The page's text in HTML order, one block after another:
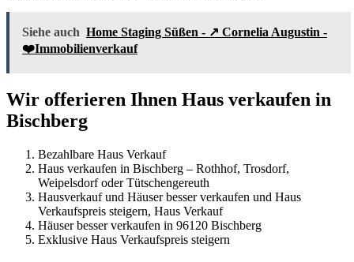
Siehe auch Home Staging Süßen - ↗️ Cornelia Augustin -
❤️Immobilienverkauf
Wir offerieren Ihnen Haus verkaufen in
Bischberg
Bezahlbare Haus Verkauf
Haus verkaufen in Bischberg – Rothhof, Trosdorf,
Weipelsdorf oder Tütschengereuth
Hausverkauf und Häuser besser verkaufen und Haus
Verkaufspreis steigern, Haus Verkauf
Häuser besser verkaufen in 96120 Bischberg
Exklusive Haus Verkaufspreis steigern